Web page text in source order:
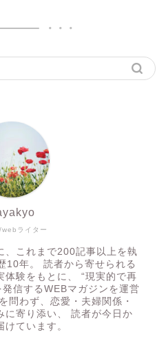
webライター
、これまで200記事以上を執
10年。 読者から寄せられる
体験をもとに、 “現実的で再
信するWEBマガジンを運営
問わず、恋愛・夫婦関係・
に寄り添い、 読者が今日か
ています。